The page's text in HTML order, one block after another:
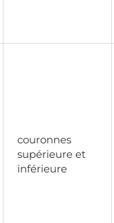
couronnes
supérieure et
inférieure